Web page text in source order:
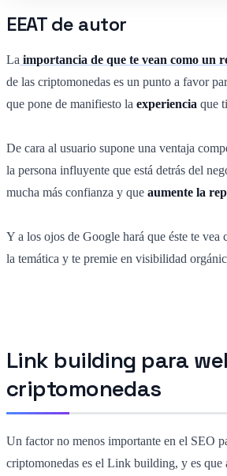
EEAT de autor
La importancia de que te vean como un
de las criptomonedas es un punto a favor
que pone de manifiesto la experiencia que
De cara al usuario supone una ventaja
la persona influyente que está detrás del
mucha más confianza y que aumente la
Y a los ojos de Google hará que éste te vea
la temática y te premie en visibilidad
Link building para
criptomonedas
Un factor no menos importante en el SEO
criptomonedas es el Link building, y es que